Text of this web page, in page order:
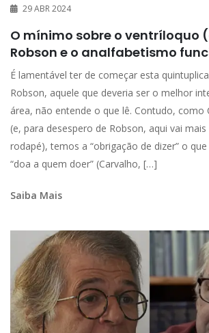
29 ABR 2024
O mínimo sobre o ventríloquo
Robson e o analfabetismo
É lamentável ter de começar esta
Robson, aquele que deveria ser o melhor
área, não entende o que lê. Contudo, como
(e, para desespero de Robson, aqui vai
rodapé), temos a “obrigação de dizer” o
“doa a quem doer” (Carvalho, […]
Saiba Mais